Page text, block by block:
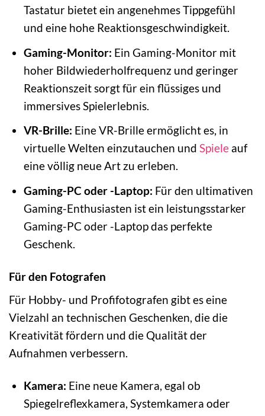
Tastatur bietet ein angenehmes Tippgefühl
und eine hohe Reaktionsgeschwindigkeit.
Gaming-Monitor: Ein Gaming-Monitor mit
hoher Bildwiederholfrequenz und geringer
Reaktionszeit sorgt für ein flüssiges und
immersives Spielerlebnis.
VR-Brille: Eine VR-Brille ermöglicht es, in
virtuelle Welten einzutauchen und Spieleauf
eine völlig neue Art zu erleben.
Gaming-PC oder -Laptop: Für den ultimativen
Gaming-Enthusiasten ist ein leistungsstarker
Gaming-PC oder -Laptop das perfekte
Geschenk.
Für den Fotografen
Für Hobby- und Profifotografen gibt es eine
Vielzahl an technischen Geschenken, die die
Kreativität fördern und die Qualität der
Aufnahmen verbessern.
Kamera: Eine neue Kamera, egal ob
Spiegelreflexkamera, Systemkamera oder